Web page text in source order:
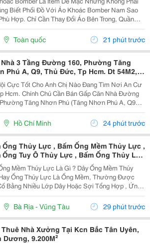
Biết Phối Đồ Với Áo Khoác Bomber Nam Sao
Hợp. Chỉ Cần Thay Đổi Áo Bên Trong, Quần
Giày, Bạn Đã Có Thể Tạo Nên Nhiều Outfit Khác
Nhau Để Đi Làm, Dạo Phố Hay Gặp Gỡ Bạn Bè. Trong...
Toàn quốc 21 phút trước
3 Tầng Đường 160, Phường Tăng
Phú A, Q9, Thủ Đức, Tp Hcm. Dt 54M2,
Riêng. Giá 5,18 Tỷ
Cực Tốt Cho Anh Chị Nào Đang Tìm Nơi An Cư
Hcm. Chính Chủ Cần Bán Gấp Căn Nhà Đường
Tăng Nhơn Phú (Tăng Nhơn Phú A, Q9
Thuận Tiện Chỉ Vài Bước Là Ra Lã Xuân Oai,
Hồ Chí Minh 24 phút trước
Ống Thủy Lực , Bấm Ống Mềm Thủy Lực ,
Ống Tuy Ô Thủy Lực , Bấm Ống Thủy Lực
, Bấm Ống Thủy Lực Koman , Bấm
Thủy Lực Italy , Bấm Ống Thủy Lực 1Sn ,
Ống Thủy Lực 2Sn , Bấm Ống Thủy Lực
Mềm Thủy Lực Là Gì ? Dây Ống Mềm Thủy
Ống Thủy Lực Là Ống Mềm, Thường Được
Bằng Nhiều Lớp Dây Hoặc Sợi Tổng Hợp , Ứng
Để Vận Chuyển Chất Lỏng Thủy Lực Trong Hệ
Thủy Lực. Những Ống Này Rất Cần Thiết Để
Lực...
Bà Rịa - Vũng Tàu 29 phút trước
Nhà Xưởng Tại Kcn Bắc Tân Uyên,
Dương, 9.200M²